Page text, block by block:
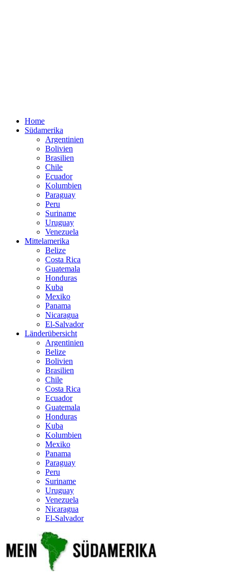
Home
Südamerika
Argentinien
Bolivien
Brasilien
Chile
Ecuador
Kolumbien
Paraguay
Peru
Suriname
Uruguay
Venezuela
Mittelamerika
Belize
Costa Rica
Guatemala
Honduras
Kuba
Mexiko
Panama
Nicaragua
El-Salvador
Länderübersicht
Argentinien
Belize
Bolivien
Brasilien
Chile
Costa Rica
Ecuador
Guatemala
Honduras
Kuba
Kolumbien
Mexiko
Panama
Paraguay
Peru
Suriname
Uruguay
Venezuela
Nicaragua
El-Salvador